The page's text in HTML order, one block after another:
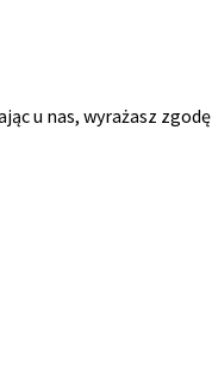
u nas, wyrażasz